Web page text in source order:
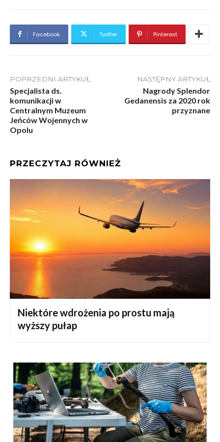
Facebook Twitter Pinterest
POPRZEDNI ARTYKUŁ
Specjalista ds.
komunikacji w
Centralnym Muzeum
Jeńców Wojennych w
Opolu
NASTĘPNY ARTYKUŁ
Nagrody Splendor
Gedanensis za 2020 rok
przyznane
PRZECZYTAJ RÓWNIEŻ
Niektóre wdrożenia po prostu mają
wyższy pułap